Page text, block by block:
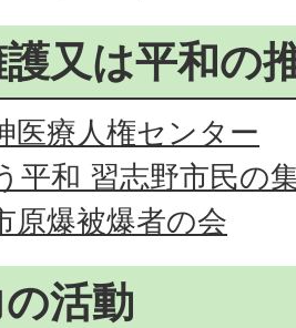
又は平和の
医療人権センター
平和 習志野市民の
原爆被爆者の会
活動